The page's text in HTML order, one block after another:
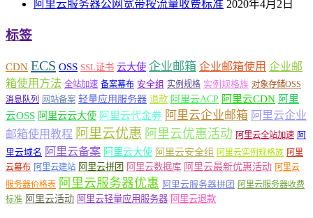
阿里云服务器公网宽带按流量收费标准 2020年4月2日
标签
CDN ECS OSS SSL证书 云大使 企业邮箱 企业邮箱使用 企业邮
箱使用方法 全站加速 备案幕布 安全组 实例规格 实例规格族 对象存储OSS
消息队列
网站备案 轻量应用服务器 退款 阿里云ACP 阿里云CDN 阿里
云OSS 阿里云云大使 阿里云代金券 阿里云企业邮箱 阿里云企业
邮箱使用教程 阿里云优惠 阿里云优惠活动 阿里云全站加速 阿
里云域名 阿里云备案 阿里云大使 阿里云安全组 阿里云实例规格族 阿里
云幕布 阿里云建站 阿里云拼团 阿里云数据库 阿里云最新优惠活动 阿里云
服务器价格表 阿里云服务器优惠 阿里云服务器拼团 阿里云服务器收费
标准 阿里云活动 阿里云轻量应用服务器 阿里云退款